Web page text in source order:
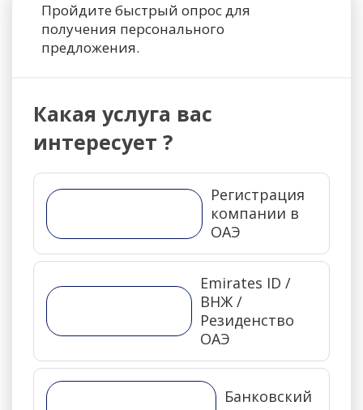
Пройдите быстрый опрос для
получения персонального
предложения.
Какая услуга вас
интересует ?
Регистрация
компании в
ОАЭ
Emirates ID /
ВНЖ /
Резиденство
ОАЭ
Банковский